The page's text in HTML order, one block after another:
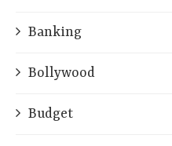
Banking
Bollywood
Budget